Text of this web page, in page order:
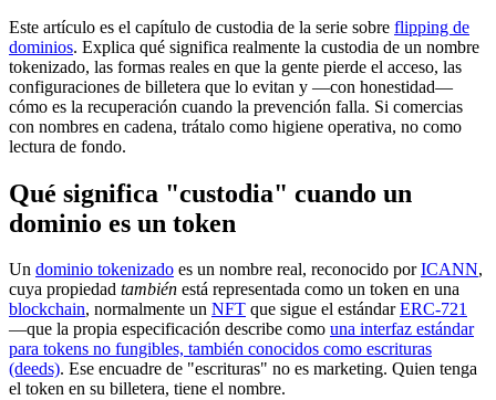
Este artículo es el capítulo de custodia de la serie sobre flipping de
dominios. Explica qué significa realmente la custodia de un nombre
tokenizado, las formas reales en que la gente pierde el acceso, las
configuraciones de billetera que lo evitan y —con honestidad—
cómo es la recuperación cuando la prevención falla. Si comercias
con nombres en cadena, trátalo como higiene operativa, no como
lectura de fondo.
Qué significa "custodia" cuando un
dominio es un token
Un dominio tokenizado es un nombre real, reconocido porICANN,
cuya propiedad también está representada como un token en una
blockchain, normalmente un NFT que sigue el estándarERC-721
—que la propia especificación describe como una interfaz estándar
para tokens no fungibles, también conocidos como escrituras
(deeds). Ese encuadre de "escrituras" no es marketing. Quien tenga
el token en su billetera, tiene el nombre.